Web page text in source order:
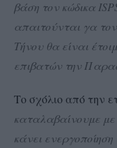
βάση τον κώδικα
απαιτούνται γα
Τήνου θα είναι
επιβατών την
Το σχόλιο από την
καταλαβαίνουμε
κάνει